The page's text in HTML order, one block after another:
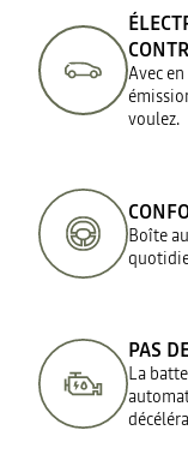
Avec
voulez.
Boîte
PAS
La